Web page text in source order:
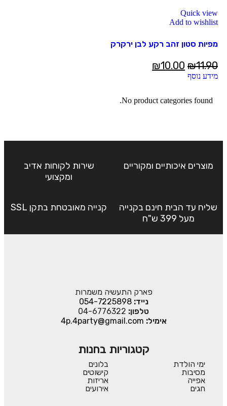
Quick view
Add to wishlist
מפיות סטון זהב רקע לבן ירקרק
₪11.90
₪10.00
מידע נוסף
No product categories found.
מוצרים איכותיים ומקוריים
שירות לקוחות אדיב
ומקצועי
שליח עד הבית חינם בקנייה
מעל 399 ש"ח
קנייה מאובטחת בתקן SSL
פארק התעשיה משמרות
נייד:054-7225898
טלפון: 04-6776322
אימיל: 4p.4party@gmail.com
קטגוריות בחנות
ימי הולדת
מסיבות
אפייה
חגים
בלונים
קישוטים
אריזות
אירועים